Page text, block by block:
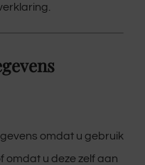
omdat u gebruik
omdat u deze zelf aan